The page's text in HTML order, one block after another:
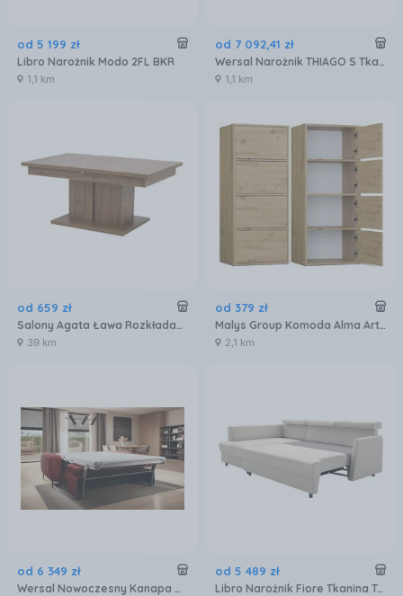
od 5 199 zł
Libro Narożnik Modo 2FL BKR
1,1 km
od 7 092,41 zł
Wersal Narożnik THIAGO S Tkanina 4 grupa
1,1 km
od 659 zł
Salony Agata Ława Rozkładana Ivo Iv12
39 km
od 379 zł
Malys Group Komoda Alma Artisan
2,1 km
od 6 349 zł
Wersal Nowoczesny Kanapa Gandi 140
od 5 489 zł
Libro Narożnik Fiore Tkanina Tabou